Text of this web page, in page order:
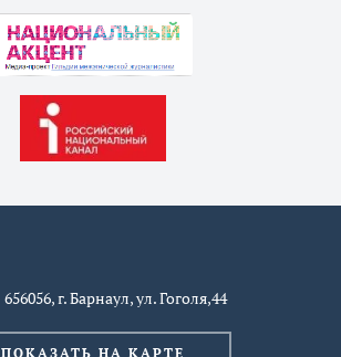
656056, г. Барнаул, ул. Гоголя,44
ПОКАЗАТЬ НА КАРТЕ